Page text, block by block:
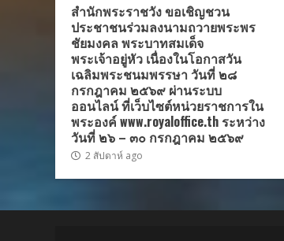
สำนักพระราชวัง ขอเชิญชวน
ประชาชนร่วมลงนามถวายพระพร
ชัยมงคล พระบาทสมเด็จ
พระเจ้าอยู่หัว เนื่องในโอกาสวัน
เฉลิมพระชนมพรรษา วันที่ ๒๘
กรกฎาคม ๒๕๖๙ ผ่านระบบ
ออนไลน์ ที่เว็บไซต์หน่วยราชการใน
พระองค์ www.royaloffice.th ระหว่าง
วันที่ ๒๖ – ๓๐ กรกฎาคม ๒๕๖๙
2 สัปดาห์ ago